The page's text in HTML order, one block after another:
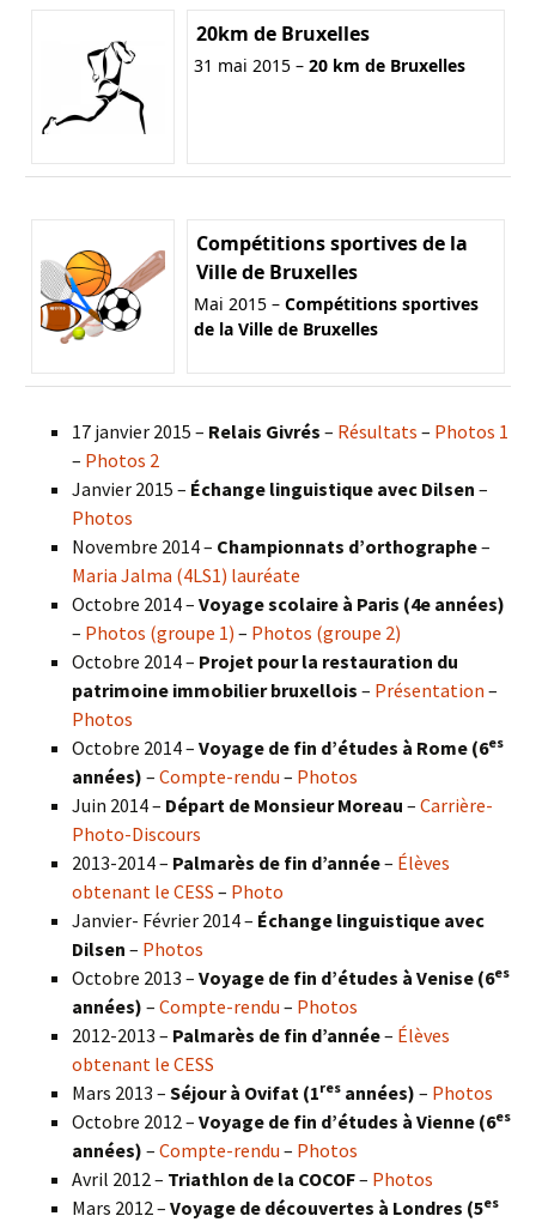
20km de Bruxelles
31 mai 2015 – 20 km de Bruxelles
Compétitions sportives de la
Ville de Bruxelles
Mai 2015 – Compétitions sportives
de la Ville de Bruxelles
17 janvier 2015 – Relais Givrés – Résultats – Photos 1
– Photos 2
Janvier 2015 – Échange linguistique avec Dilsen –
Photos
Novembre 2014 – Championnats d’orthographe–
Maria Jalma (4LS1) lauréate
Octobre 2014 – Voyage scolaire à Paris (4e années)
– Photos (groupe 1) – Photos (groupe 2)
Octobre 2014 – Projet pour la restauration du
patrimoine immobilier bruxellois – Présentation –
Photos
Octobre 2014 – Voyage de fin d’études à Rome (6es
années) – Compte-rendu – Photos
Juin 2014 – Départ de Monsieur Moreau – Carrière-
Photo-Discours
2013-2014 – Palmarès de fin d’année– Élèves
obtenant le CESS – Photo
Janvier- Février 2014 – Échange linguistique avec
Dilsen – Photos
Octobre 2013 – Voyage de fin d’études à Venise (6es
années) – Compte-rendu – Photos
2012-2013 – Palmarès de fin d’année– Élèves
obtenant le CESS
Mars 2013 – Séjour à Ovifat (1res années) – Photos
Octobre 2012 – Voyage de fin d’études à Vienne (6es
années) – Compte-rendu – Photos
Avril 2012 – Triathlon de la COCOF– Photos
Mars 2012 – Voyage de découvertes à Londres (5es